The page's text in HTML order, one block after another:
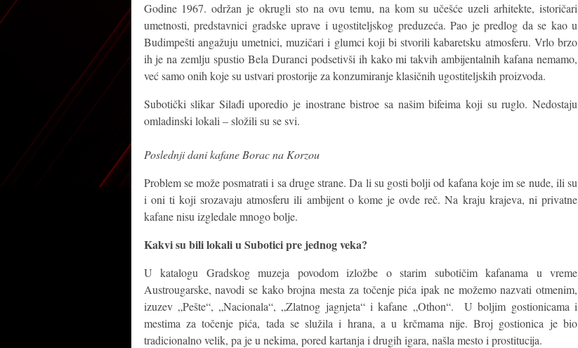
Godine 1967. održan je okrugli sto na ovu temu, na kom su učešće uzeli arhitekte, istoričari
umetnosti, predstavnici gradske uprave i ugostiteljskog preduzeća. Pao je predlog da se kao u
Budimpešti angažuju umetnici, muzičari i glumci koji bi stvorili kabaretsku atmosferu. Vrlo brzo
ih je na zemlju spustio Bela Duranci podsetivši ih kako mi takvih ambijentalnih kafana nemamo,
već samo onih koje su ustvari prostorije za konzumiranje klasičnih ugostiteljskih proizvoda.
Subotički slikar Silađi uporedio je inostrane bistroe sa našim bifeima koji su ruglo. Nedostaju
omladinski lokali – složili su se svi.
Poslednji dani kafane Borac na Korzou
Problem se može posmatrati i sa druge strane. Da li su gosti bolji od kafana koje im se nude, ili su
i oni ti koji srozavaju atmosferu ili ambijent o kome je ovde reč. Na kraju krajeva, ni privatne
kafane nisu izgledale mnogo bolje.
Kakvi su bili lokali u Subotici pre jednog veka?
U katalogu Gradskog muzeja povodom izložbe o starim subotičim kafanama u vreme
Austrougarske, navodi se kako brojna mesta za točenje pića ipak ne možemo nazvati otmenim,
izuzev „Pešte“, „Nacionala“, „Zlatnog jagnjeta“ i kafane „Othon“. U boljim gostionicama i
mestima za točenje pića, tada se služila i hrana, a u krčmama nije. Broj gostionica je bio
tradicionalno velik, pa je u nekima, pored kartanja i drugih igara, našla mesto i prostitucija.